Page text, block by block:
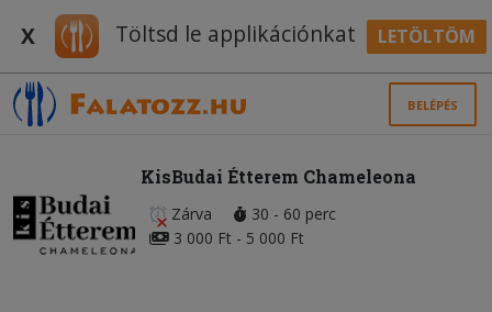
X Töltsd le applikációnkat LETÖLTÖM
BELÉPÉS
KisBudai Étterem Chameleona
Zárva
30 - 60 perc
3 000 Ft - 5 000 Ft